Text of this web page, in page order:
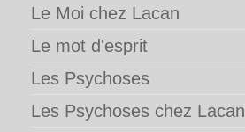
Le Moi chez Lacan
Le mot d'esprit
Les Psychoses
Les Psychoses chez Lacan